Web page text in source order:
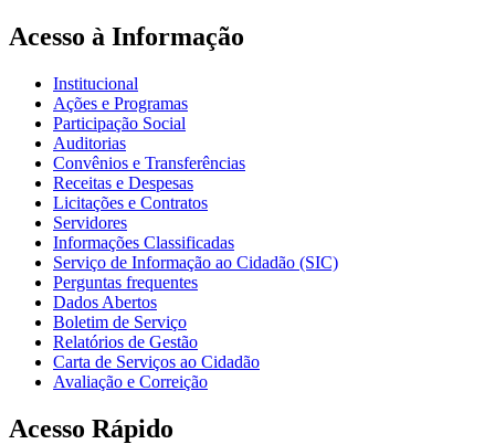
Acesso à Informação
Institucional
Ações e Programas
Participação Social
Auditorias
Convênios e Transferências
Receitas e Despesas
Licitações e Contratos
Servidores
Informações Classificadas
Serviço de Informação ao Cidadão (SIC)
Perguntas frequentes
Dados Abertos
Boletim de Serviço
Relatórios de Gestão
Carta de Serviços ao Cidadão
Avaliação e Correição
Acesso Rápido